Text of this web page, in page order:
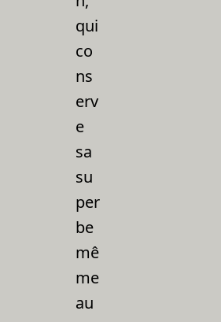
qui
co
ns
erv
e
sa
su
per
be
mê
me
au